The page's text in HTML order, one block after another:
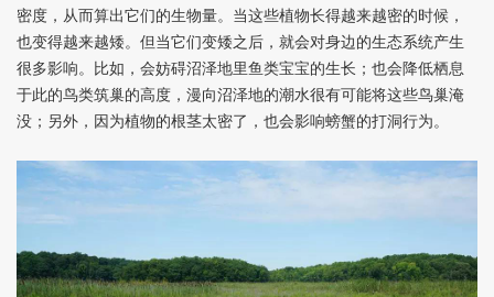
密度，从而算出它们的生物量。当这些植物长得越来越密的时候，
也变得越来越矮。但当它们变矮之后，就会对身边的生态系统产生
很多影响。比如，会妨碍沼泽地里鱼类宝宝的生长；也会降低栖息
于此的鸟类筑巢的高度，漫向沼泽地的潮水很有可能将这些鸟巢淹
没；另外，因为植物的根茎太密了，也会影响螃蟹的打洞行为。